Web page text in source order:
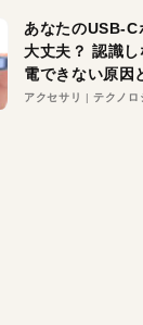
あなたのUSB-C
大丈夫？ 認識
電できない原因
対策
アクセサリ テクノロ